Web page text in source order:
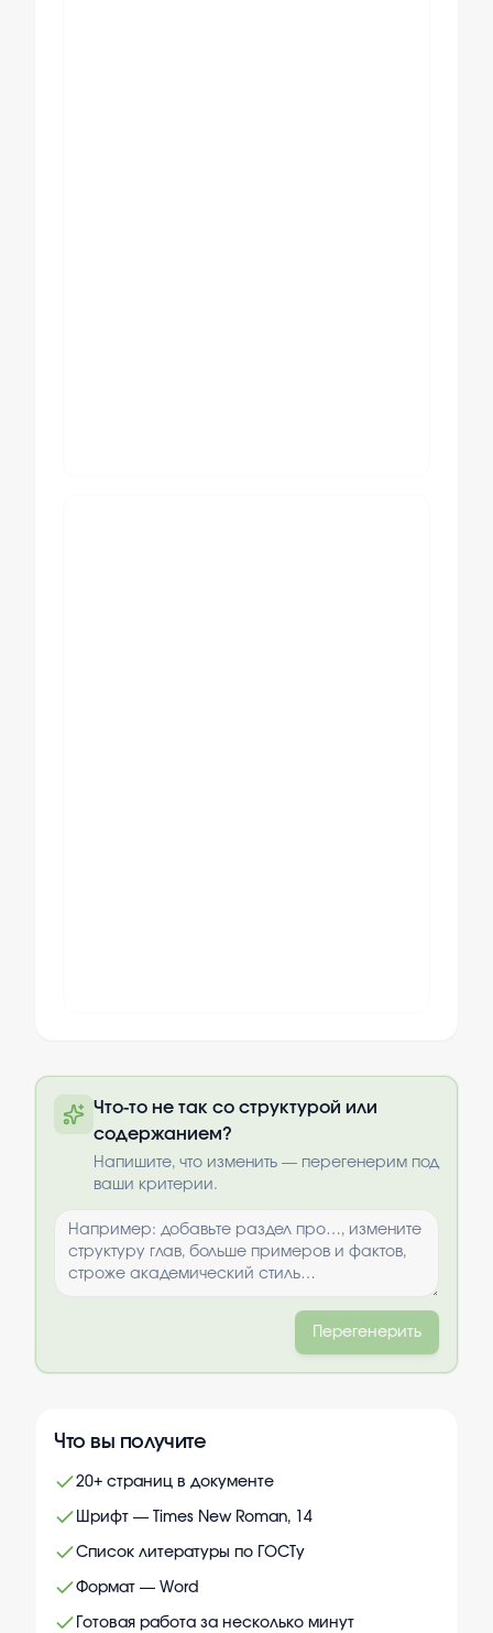
оплаты
Что-то не так со структурой или
содержанием?
Напишите, что изменить — перегенерим под
ваши критерии.
Перегенерить
Что вы получите
20+ страниц в документе
Шрифт — Times New Roman, 14
Список литературы по ГОСТу
Формат — Word
Готовая работа за несколько минут